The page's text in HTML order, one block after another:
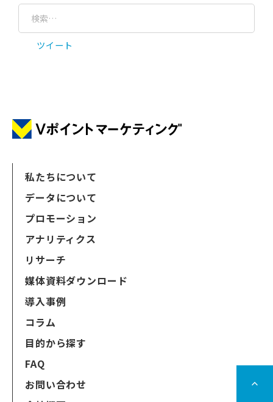
ツイート
私たちについて
データについて
プロモーション
アナリティクス
リサーチ
媒体資料ダウンロード
導入事例
コラム
目的から探す
FAQ
お問い合わせ